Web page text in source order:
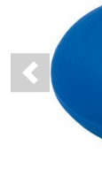
Previous